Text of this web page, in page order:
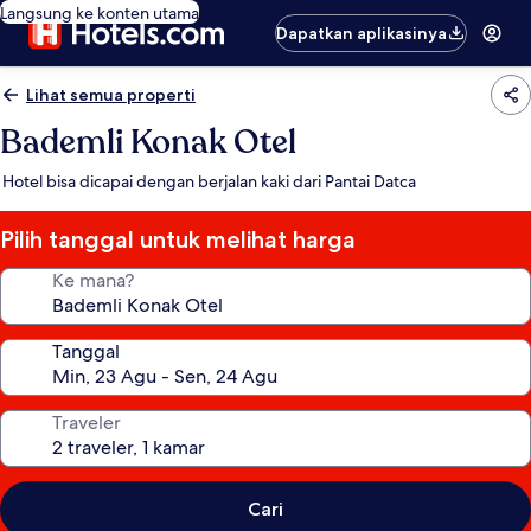
Langsung ke konten utama
Dapatkan aplikasinya
Lihat semua properti
Bademli Konak Otel
Hotel bisa dicapai dengan berjalan kaki dari Pantai Datca
Pilih tanggal untuk melihat harga
Ke mana?
Tanggal
Traveler
Cari